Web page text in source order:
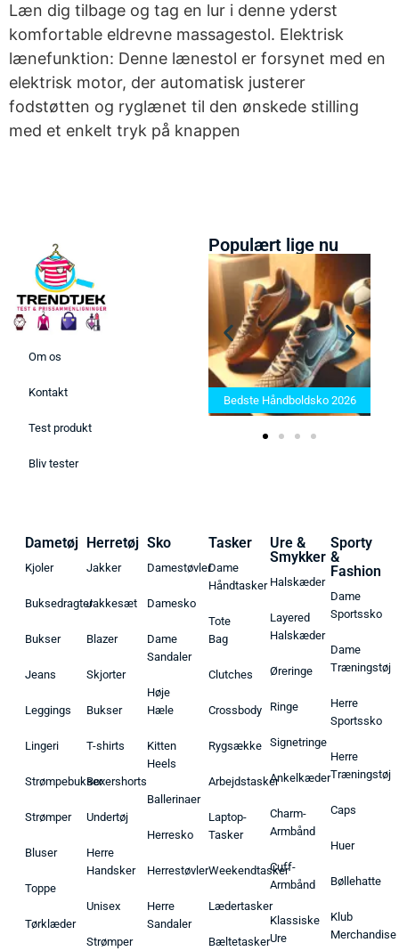
Læn dig tilbage og tag en lur i denne yderst
komfortable eldrevne massagestol. Elektrisk
lænefunktion: Denne lænestol er forsynet med en
elektrisk motor, der automatisk justerer
fodstøtten og ryglænet til den ønskede stilling
med et enkelt tryk på knappen
Om os
Kontakt
Test produkt
Bliv tester
Populært lige nu
Bedste Saunatæppe 2025 –
Find de bedste produkter her!
Bedste Håndboldsko 2026
Dametøj
Kjoler
Buksedragter
Bukser
Jeans
Leggings
Lingeri
Strømpebukser
Strømper
Bluser
Toppe
Tørklæder
Herretøj
Jakker
Jakkesæt
Blazer
Skjorter
Bukser
T-shirts
Boxershorts
Undertøj
Herre
Handsker
Unisex
Strømper
Sko
Damestøvler
Damesko
Dame
Sandaler
Høje
Hæle
Kitten
Heels
Ballerinaer
Herresko
Herrestøvler
Herre
Sandaler
Tasker
Dame
Håndtasker
Tote
Bag
Clutches
Crossbody
Rygsække
Arbejdstasker
Laptop-
Tasker
Weekendtasker
Lædertasker
Bæltetasker
Ure &
Smykker
Halskæder
Layered
Halskæder
Øreringe
Ringe
Signetringe
Ankelkæder
Charm-
Armbånd
Cuff-
Armbånd
Klassiske
Ure
Sporty
&
Fashion
Dame
Sportssko
Dame
Træningstøj
Herre
Sportssko
Herre
Træningstøj
Caps
Huer
Bøllehatte
Klub
Merchandise